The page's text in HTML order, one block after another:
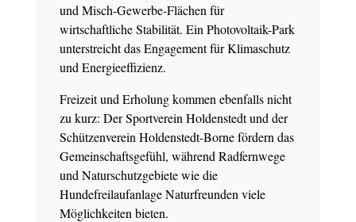
und Misch-Gewerbe-Flächen für
wirtschaftliche Stabilität. Ein Photovoltaik-Park
unterstreicht das Engagement für Klimaschutz
und Energieeffizienz.
Freizeit und Erholung kommen ebenfalls nicht
zu kurz: Der Sportverein Holdenstedt und der
Schützenverein Holdenstedt-Borne fördern das
Gemeinschaftsgefühl, während Radfernwege
und Naturschutzgebiete wie die
Hundefreilaufanlage Naturfreunden viele
Möglichkeiten bieten.